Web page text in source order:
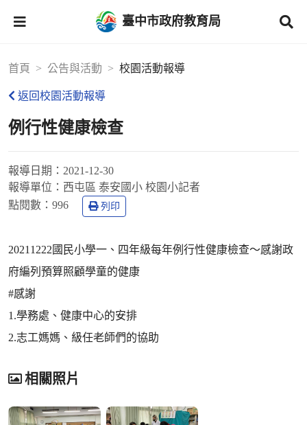
臺中市政府教育局
首頁 公告與活動 校園活動報導
返回校園活動報導
例行性健康檢查
報導日期： 2021-12-30
報導單位： 西屯區 泰安國小 校園小記者
點閱數： 996 列印
20211222國民小學一、四年級每年例行性健康檢查～感謝政
府編列預算照顧學童的健康
#感謝
1.學務處、健康中心的安排
2.志工媽媽、級任老師們的協助
相關照片